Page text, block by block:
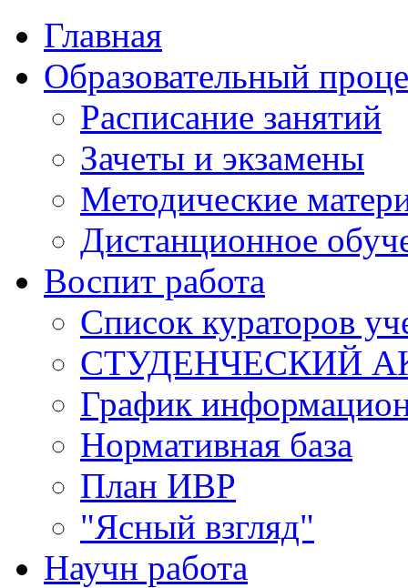
Главная
Образовательный
Расписание занятий
Зачеты и экзамены
Методические
Дистанционное
Воспит работа
Список кураторов
СТУДЕНЧЕСКИЙ
График
Нормативная база
План ИВР
"Ясный взгляд"
Научн работа